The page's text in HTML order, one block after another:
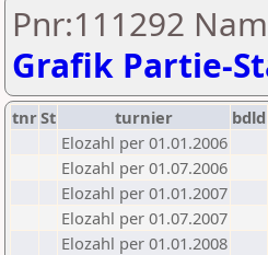
Pnr:111292
Grafik Partie-
tnrSt turnier bdld
Elozahl per 01.01.2006
Elozahl per 01.07.2006
Elozahl per 01.01.2007
Elozahl per 01.07.2007
Elozahl per 01.01.2008